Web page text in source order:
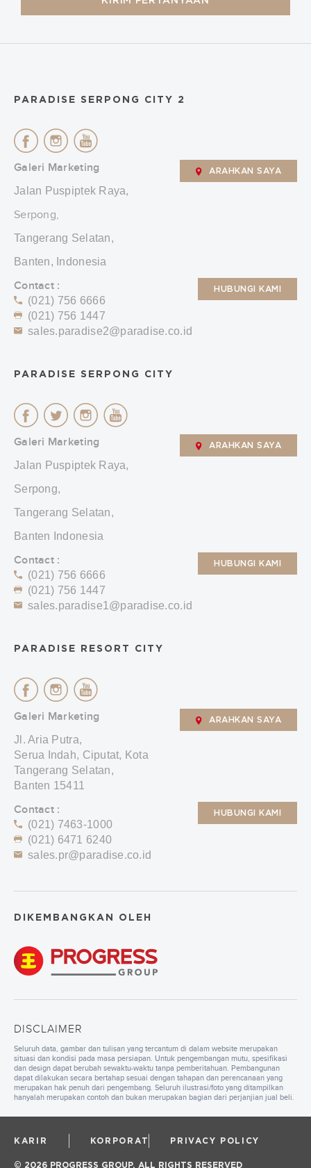
PARADISE SERPONG CITY 2
Galeri Marketing
Jalan Puspiptek Raya,
Serpong,
Tangerang Selatan,
Banten, Indonesia
ARAHKAN SAYA
Contact :
(021) 756 6666
(021) 756 1447
sales.paradise2@paradise.co.id
HUBUNGI KAMI
PARADISE SERPONG CITY
Galeri Marketing
Jalan Puspiptek Raya,
Serpong,
Tangerang Selatan,
Banten Indonesia
ARAHKAN SAYA
Contact :
(021) 756 6666
(021) 756 1447
sales.paradise1@paradise.co.id
HUBUNGI KAMI
PARADISE RESORT CITY
Galeri Marketing
Jl. Aria Putra,
Serua Indah, Ciputat, Kota
Tangerang Selatan,
Banten 15411
ARAHKAN SAYA
Contact :
(021) 7463-1000
(021) 6471 6240
sales.pr@paradise.co.id
HUBUNGI KAMI
DIKEMBANGKAN OLEH
DISCLAIMER
Seluruh data, gambar dan tulisan yang tercantum di dalam website merupakan
situasi dan kondisi pada masa persiapan. Untuk pengembangan mutu, spesifikasi
dan design dapat berubah sewaktu-waktu tanpa pemberitahuan. Pembangunan
dapat dilakukan secara bertahap sesuai dengan tahapan dan perencanaan yang
merupakan hak penuh dari pengembang. Seluruh ilustrasi/foto yang ditampilkan
hanyalah merupakan contoh dan bukan merupakan bagian dari perjanjian jual beli.
KARIR KORPORAT PRIVACY POLICY
© 2026 PROGRESS GROUP. ALL RIGHTS RESERVED